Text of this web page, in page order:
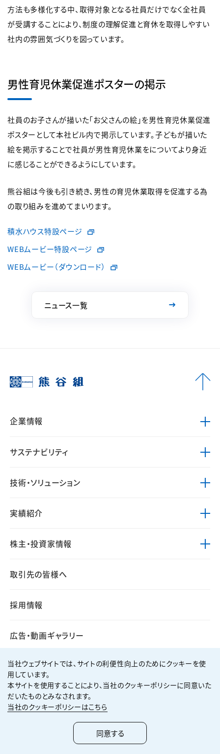
方法も多様化する中、取得対象となる社員だけでなく全社員
が受講することにより、制度の理解促進と育休を取得しやすい
社内の雰囲気づくりを図っています。
男性育児休業促進ポスターの掲示
社員のお子さんが描いた「お父さんの絵」を男性育児休業促進
ポスターとして本社ビル内で掲示しています。子どもが描いた
絵を掲示することで社員が男性育児休業をについてより身近
に感じることができるようにしています。
熊谷組は今後も引き続き、男性の育児休業取得を促進する為
の取り組みを進めてまいります。
積水ハウス特設ページ
WEBムービー特設ページ
WEBムービー（ダウンロード）
ニュース一覧
企業情報
サステナビリティ
技術・ソリューション
実績紹介
株主・投資家情報
取引先の皆様へ
採用情報
広告・動画ギャラリー
個人情報保護方針
サイト利用規約
サイトマップ
2026KUMAGAI GUMI CO.,LTD All Rights Reserved.
当社ウェブサイトでは、サイトの利便性向上のためにクッキーを使
用しています。
本サイトを使用することにより、当社のクッキーポリシーに同意いた
だいたものとみなされます。
当社のクッキーポリシーはこちら
同意する